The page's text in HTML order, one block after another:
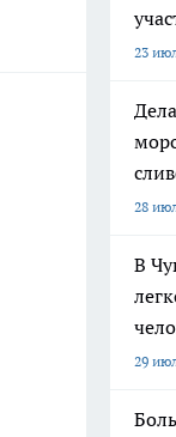
23
28
В
29